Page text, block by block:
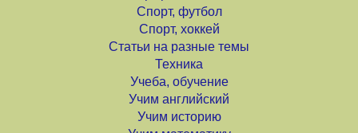
Спорт, футбол
Спорт, хоккей
Статьи на разные темы
Техника
Учеба, обучение
Учим английский
Учим историю